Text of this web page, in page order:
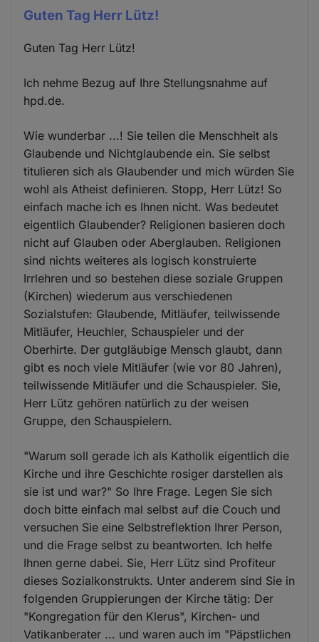
Guten Tag Herr Lütz!
Guten Tag Herr Lütz!
Ich nehme Bezug auf Ihre Stellungsnahme auf
hpd.de.
Wie wunderbar ...! Sie teilen die Menschheit als
Glaubende und Nichtglaubende ein. Sie selbst
titulieren sich als Glaubender und mich würden Sie
wohl als Atheist definieren. Stopp, Herr Lütz! So
einfach mache ich es Ihnen nicht. Was bedeutet
eigentlich Glaubender? Religionen basieren doch
nicht auf Glauben oder Aberglauben. Religionen
sind nichts weiteres als logisch konstruierte
Irrlehren und so bestehen diese soziale Gruppen
(Kirchen) wiederum aus verschiedenen
Sozialstufen: Glaubende, Mitläufer, teilwissende
Mitläufer, Heuchler, Schauspieler und der
Oberhirte. Der gutgläubige Mensch glaubt, dann
gibt es noch viele Mitläufer (wie vor 80 Jahren),
teilwissende Mitläufer und die Schauspieler. Sie,
Herr Lütz gehören natürlich zu der weisen
Gruppe, den Schauspielern.
"Warum soll gerade ich als Katholik eigentlich die
Kirche und ihre Geschichte rosiger darstellen als
sie ist und war?" So Ihre Frage. Legen Sie sich
doch bitte einfach mal selbst auf die Couch und
versuchen Sie eine Selbstreflektion Ihrer Person,
und die Frage selbst zu beantworten. Ich helfe
Ihnen gerne dabei. Sie, Herr Lütz sind Profiteur
dieses Sozialkonstrukts. Unter anderem sind Sie in
folgenden Gruppierungen der Kirche tätig: Der
"Kongregation für den Klerus", Kirchen- und
Vatikanberater ... und waren auch im "Päpstlichen